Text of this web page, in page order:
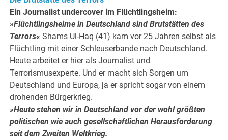
Ein Journalist undercover im Flüchtlingsheim:
»Flüchtlingsheime in Deutschland sind Brutstätten des
Terrors« Shams Ul-Haq (41) kam vor 25 Jahren selbst als
Flüchtling mit einer Schleuserbande nach Deutschland.
Heute arbeitet er hier als Journalist und
Terrorismusexperte. Und er macht sich Sorgen um
Deutschland und Europa, ja er spricht sogar von einem
drohenden Bürgerkrieg.
»Heute stehen wir in Deutschland vor der wohl größten
politischen wie auch gesellschaftlichen Herausforderung
seit dem Zweiten Weltkrieg.